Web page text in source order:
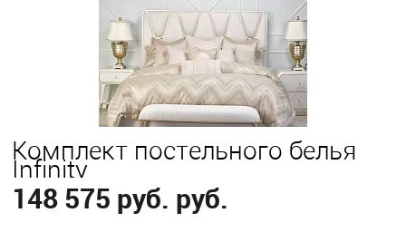
Комплект постельного белья
Infinity
148 575 руб. руб.